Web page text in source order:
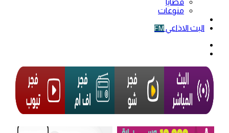
قضايا
منوعات
البث الاذاعي FM